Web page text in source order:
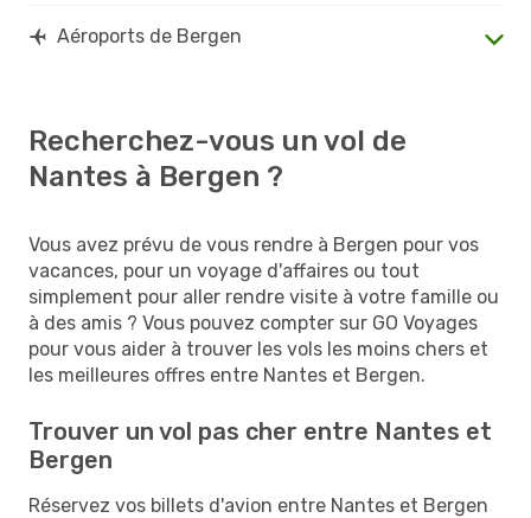
Aéroports de Bergen
Recherchez-vous un vol de
Nantes à Bergen ?
Vous avez prévu de vous rendre à Bergen pour vos
vacances, pour un voyage d'affaires ou tout
simplement pour aller rendre visite à votre famille ou
à des amis ? Vous pouvez compter sur GO Voyages
pour vous aider à trouver les vols les moins chers et
les meilleures offres entre Nantes et Bergen.
Trouver un vol pas cher entre Nantes et
Bergen
Réservez vos billets d'avion entre Nantes et Bergen